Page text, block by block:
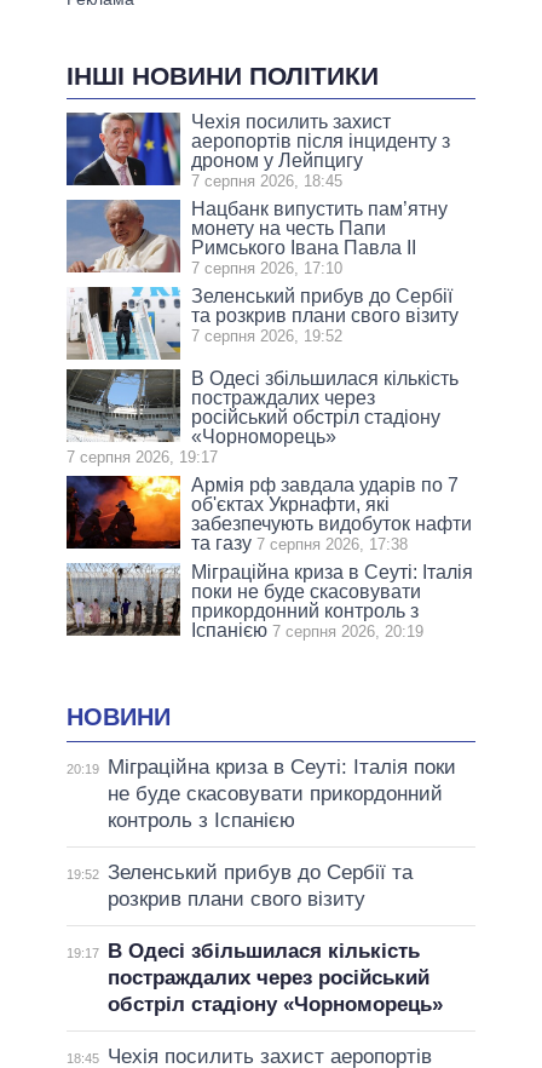
ІНШІ НОВИНИ ПОЛІТИКИ
Чехія посилить захист
аеропортів після інциденту з
дроном у Лейпцигу
7 серпня 2026, 18:45
Нацбанк випустить пам’ятну
монету на честь Папи
Римського Івана Павла II
7 серпня 2026, 17:10
Зеленський прибув до Сербії
та розкрив плани свого візиту
7 серпня 2026, 19:52
В Одесі збільшилася кількість
постраждалих через
російський обстріл стадіону
«Чорноморець»
7 серпня 2026, 19:17
Армія рф завдала ударів по 7
об'єктах Укрнафти, які
забезпечують видобуток нафти
та газу 7 серпня 2026, 17:38
Міграційна криза в Сеуті: Італія
поки не буде скасовувати
прикордонний контроль з
Іспанією 7 серпня 2026, 20:19
НОВИНИ
20:19
Міграційна криза в Сеуті: Італія поки
не буде скасовувати прикордонний
контроль з Іспанією
19:52 Зеленський прибув до Сербії та
розкрив плани свого візиту
19:17
В Одесі збільшилася кількість
постраждалих через російський
обстріл стадіону «Чорноморець»
18:45
Чехія посилить захист аеропортів